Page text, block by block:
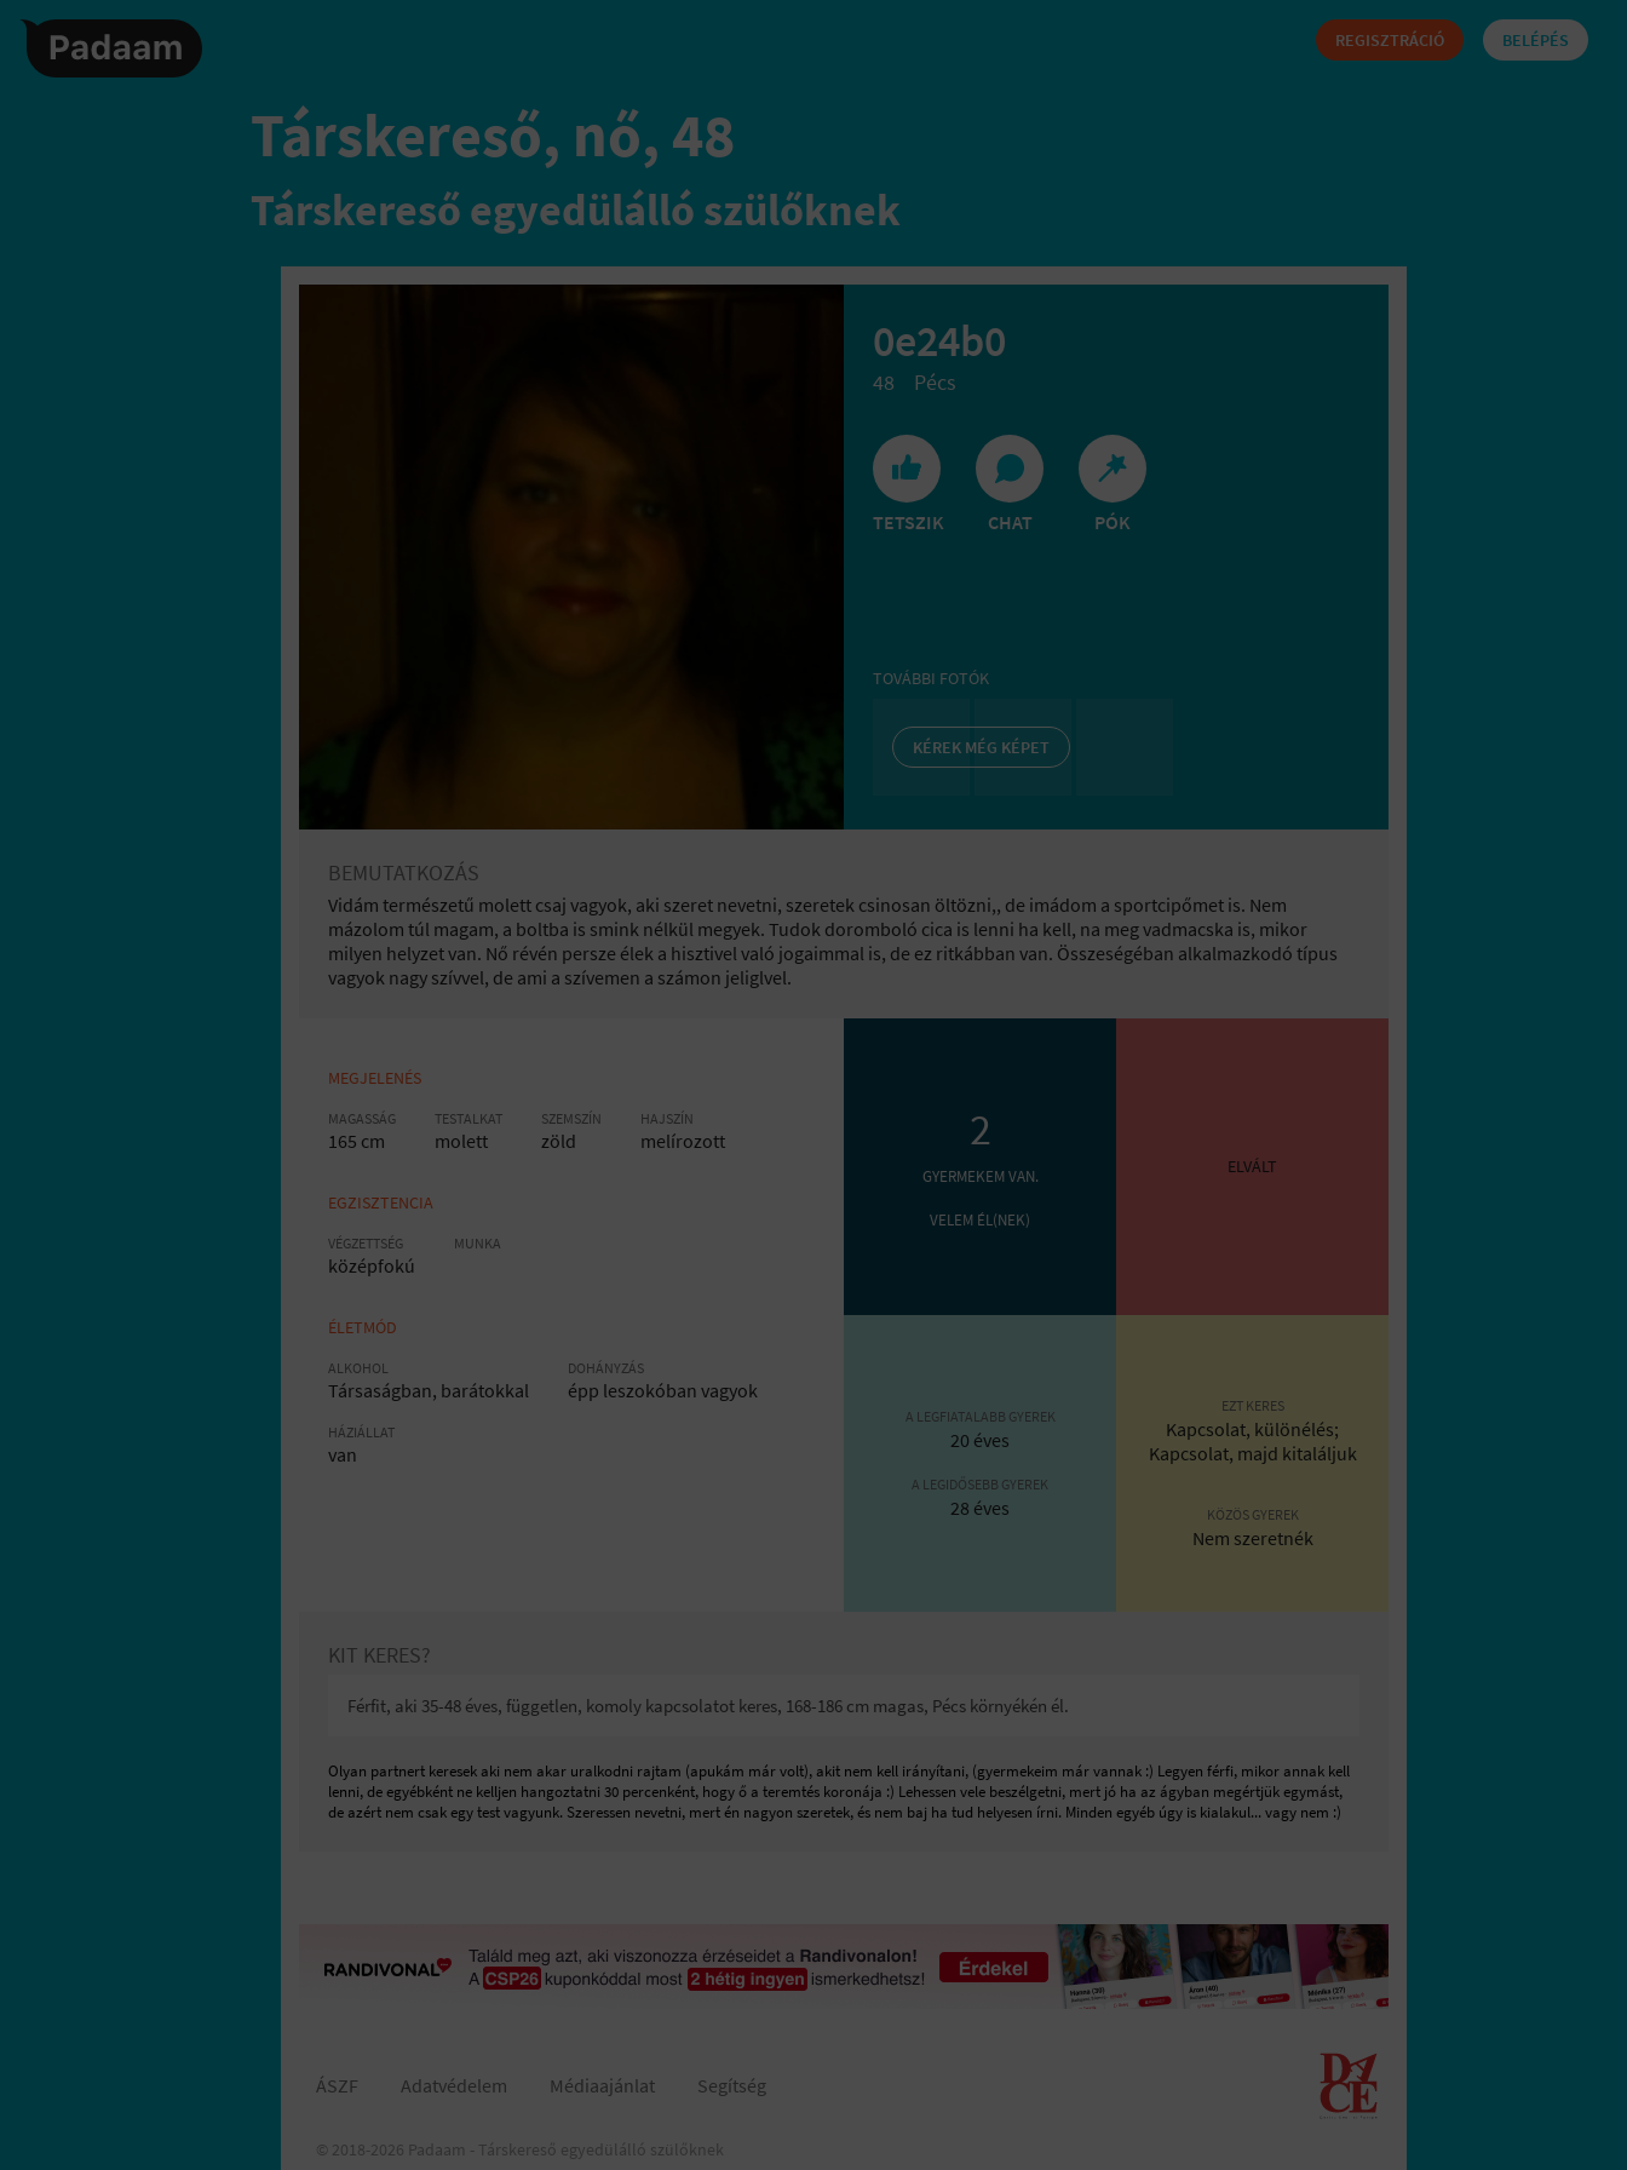
BELÉPÉS
REGISZTRÁCIÓ
Társkereső, nő, 48
Társkereső egyedülálló szülőknek
0e24b0
48 Pécs
TETSZIK CHAT PÓK
TOVÁBBI FOTÓK
KÉREK MÉG KÉPET
BEMUTATKOZÁS
Vidám természetű molett csaj vagyok, aki szeret nevetni, szeretek csinosan öltözni,, de imádom a sportcipőmet is. Nem
mázolom túl magam, a boltba is smink nélkül megyek. Tudok doromboló cica is lenni ha kell, na meg vadmacska is, mikor
milyen helyzet van. Nő révén persze élek a hisztivel való jogaimmal is, de ez ritkábban van. Összeségéban alkalmazkodó típus
vagyok nagy szívvel, de ami a szívemen a számon jeliglvel.
MEGJELENÉS
MAGASSÁG
165 cm
TESTALKAT
molett
SZEMSZÍN
zöld
HAJSZÍN
melírozott
EGZISZTENCIA
VÉGZETTSÉG
középfokú
MUNKA
ÉLETMÓD
ALKOHOL
Társaságban, barátokkal
DOHÁNYZÁS
épp leszokóban vagyok
HÁZIÁLLAT
van
2
GYERMEKEM VAN.
VELEM ÉL(NEK)
A LEGFIATALABB GYEREK
20 éves
A LEGIDŐSEBB GYEREK
28 éves
ELVÁLT
EZT KERES
Kapcsolat, különélés;
Kapcsolat, majd kitaláljuk
KÖZÖS GYEREK
Nem szeretnék
KIT KERES?
Férfit, aki 35-48 éves, független, komoly kapcsolatot keres, 168-186 cm magas, Pécs környékén él.
Olyan partnert keresek aki nem akar uralkodni rajtam (apukám már volt), akit nem kell irányítani, (gyermekeim már vannak :) Legyen férfi, mikor annak kell
lenni, de egyébként ne kelljen hangoztatni 30 percenként, hogy ő a teremtés koronája :) Lehessen vele beszélgetni, mert jó ha az ágyban megértjük egymást,
de azért nem csak egy test vagyunk. Szeressen nevetni, mert én nagyon szeretek, és nem baj ha tud helyesen írni. Minden egyéb úgy is kialakul... vagy nem :)
ÁSZF Adatvédelem Médiaajánlat Segítség
© 2018-2026 Padaam - Társkereső egyedülálló szülőknek